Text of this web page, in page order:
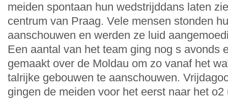
meiden spontaan hun wedstrijddans laten
centrum van Praag. Vele mensen stonden
aanschouwen en werden ze luid
Een aantal van het team ging nog s avonds
gemaakt over de Moldau om zo vanaf het
talrijke gebouwen te aanschouwen.
gingen de meiden voor het eerst naar het